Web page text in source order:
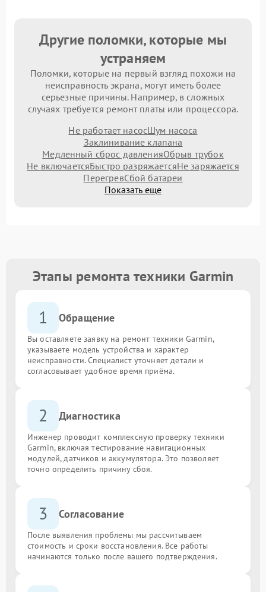
Другие поломки, которые мы
устраняем
Поломки, которые на первый взгляд похожи на
неисправность экрана, могут иметь более
серьезные причины. Например, в сложных
случаях требуется ремонт платы или процессора.
Не работает насосШум насоса
Заклинивание клапана
Медленный сброс давленияОбрыв трубок
Не включаетсяБыстро разряжаетсяНе заряжается
ПерегревСбой батареи
Показать еще
Этапы ремонта техники Garmin
1 Обращение
Вы оставляете заявку на ремонт техники Garmin,
указываете модель устройства и характер
неисправности. Специалист уточняет детали и
согласовывает удобное время приёма.
2 Диагностика
Инженер проводит комплексную проверку техники
Garmin, включая тестирование навигационных
модулей, датчиков и аккумулятора. Это позволяет
точно определить причину сбоя.
3 Согласование
После выявления проблемы мы рассчитываем
стоимость и сроки восстановления. Все работы
начинаются только после вашего подтверждения.